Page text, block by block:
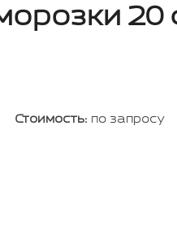
20
Стоимость: по запросу